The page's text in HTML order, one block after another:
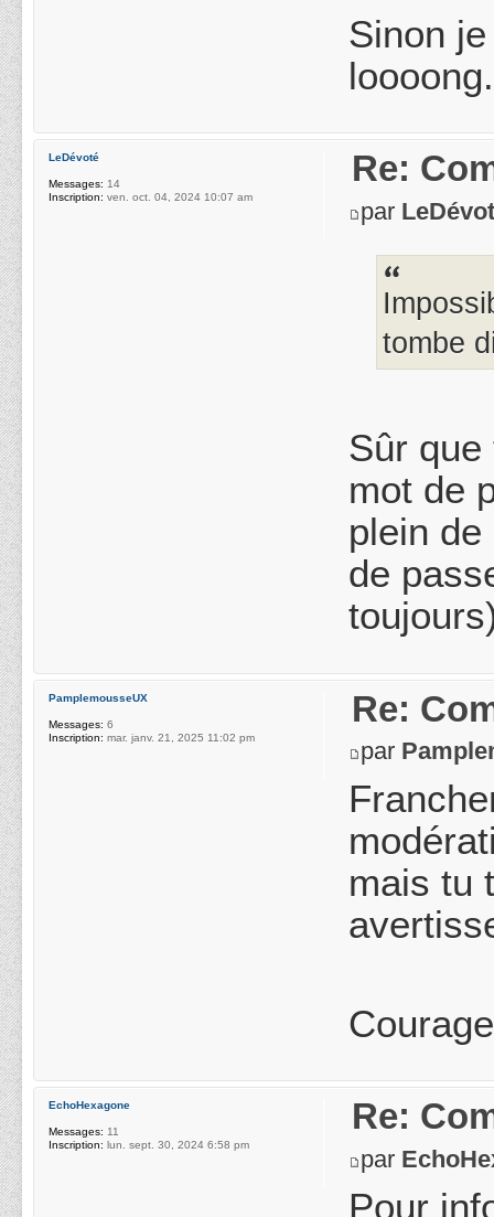
Sinon
Re:
par
tombe
Sûr que
mot de
plein
de
LeDévoté
Messages: 14
Inscription: ven. oct. 04, 2024 10:07 am
Re:
par
mais tu
PamplemousseUX
Messages: 6
Inscription: mar. janv. 21, 2025 11:02 pm
Re:
par
Pour
EchoHexagone
Messages: 11
Inscription: lun. sept. 30, 2024 6:58 pm